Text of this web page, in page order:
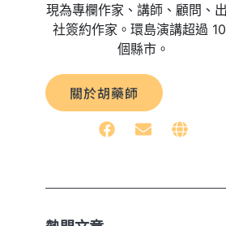
現為專欄作家、講師、顧問、
社簽約作家。環島演講超過
個縣市。
關於胡藥師